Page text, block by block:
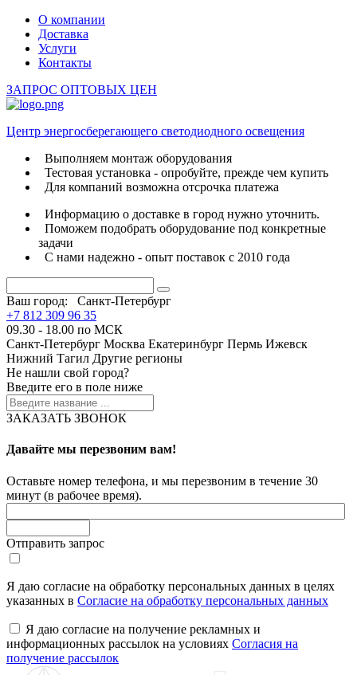
О компании
Доставка
Услуги
Контакты
ЗАПРОС ОПТОВЫХ ЦЕН
Центр энергосберегающего светодиодного освещения
Выполняем монтаж оборудования
Тестовая установка - опробуйте, прежде чем купить
Для компаний возможна отсрочка платежа
Информацию о доставке в город нужно уточнить.
Поможем подобрать оборудование под конкретные
задачи
С нами надежно - опыт поставок с 2010 года
Ваш город:
Санкт-Петербург
+7 812 309 96 35
09.30 - 18.00 по МСК
Санкт-Петербург Москва Екатеринбург Пермь Ижевск
Нижний Тагил Другие регионы
Не нашли свой город?
Введите его в поле ниже
ЗАКАЗАТЬ ЗВОНОК
Давайте мы перезвоним вам!
Оставьте номер телефона, и мы перезвоним в течение 30
минут (в рабочее время).
Отправить запрос
Я даю согласие на обработку персональных данных в целях
указанных в Согласие на обработку персональных данных
Я даю согласие на получение рекламных и
информационных рассылок на условиях Согласия на
получение рассылок